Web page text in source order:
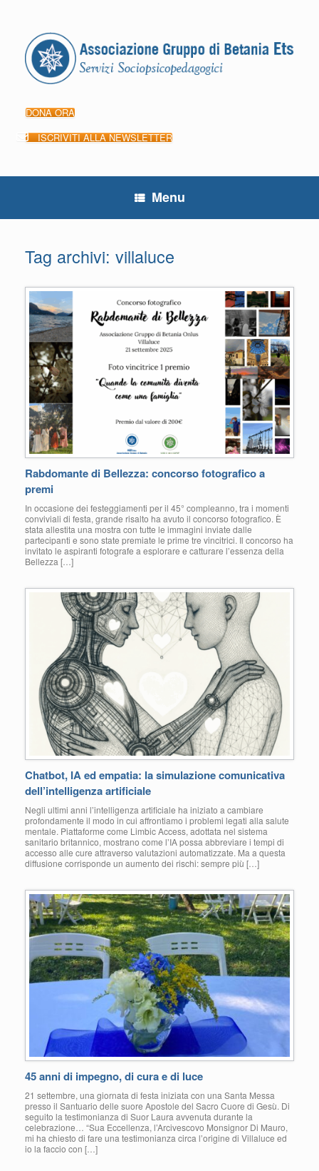
contenuto
DONA ORA
ISCRIVITI ALLA NEWSLETTER
Menu
Tag archivi: villaluce
Rabdomante di Bellezza: concorso fotografico a
premi
In occasione dei festeggiamenti per il 45° compleanno, tra i momenti
conviviali di festa, grande risalto ha avuto il concorso fotografico. È
stata allestita una mostra con tutte le immagini inviate dalle
partecipanti e sono state premiate le prime tre vincitrici. Il concorso ha
invitato le aspiranti fotografe a esplorare e catturare l’essenza della
Bellezza […]
Chatbot, IA ed empatia: la simulazione comunicativa
dell’intelligenza artificiale
Negli ultimi anni l’intelligenza artificiale ha iniziato a cambiare
profondamente il modo in cui affrontiamo i problemi legati alla salute
mentale. Piattaforme come Limbic Access, adottata nel sistema
sanitario britannico, mostrano come l’IA possa abbreviare i tempi di
accesso alle cure attraverso valutazioni automatizzate. Ma a questa
diffusione corrisponde un aumento dei rischi: sempre più […]
45 anni di impegno, di cura e di luce
21 settembre, una giornata di festa iniziata con una Santa Messa
presso il Santuario delle suore Apostole del Sacro Cuore di Gesù. Di
seguito la testimonianza di Suor Laura avvenuta durante la
celebrazione… “Sua Eccellenza, l’Arcivescovo Monsignor Di Mauro,
mi ha chiesto di fare una testimonianza circa l’origine di Villaluce ed
io la faccio con […]